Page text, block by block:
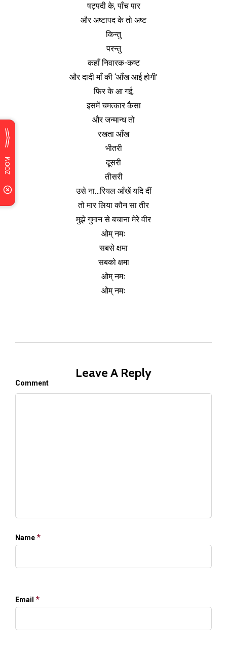
षट्पदी के, पाँच पार
और अष्टापद के तो अष्ट
किन्तु
परन्तु
कहाँ निवारक-कष्ट
और दादी माँ की ‘आँख आई होगी’
फिर के आ गई,
इसमें चमत्कार कैसा
और जन्मान्ध तो
रखता आँख
भीतरी
दूसरी
तीसरी
उसे ना…रियल आँखें यदि दीं
तो मार लिया कौन सा तीर
मुझे गुमान से बचाना मेरे वीर
ओम् नमः
सबसे क्षमा
सबको क्षमा
ओम् नमः
ओम् नमः
Leave A Reply
Comment
Name *
Email *